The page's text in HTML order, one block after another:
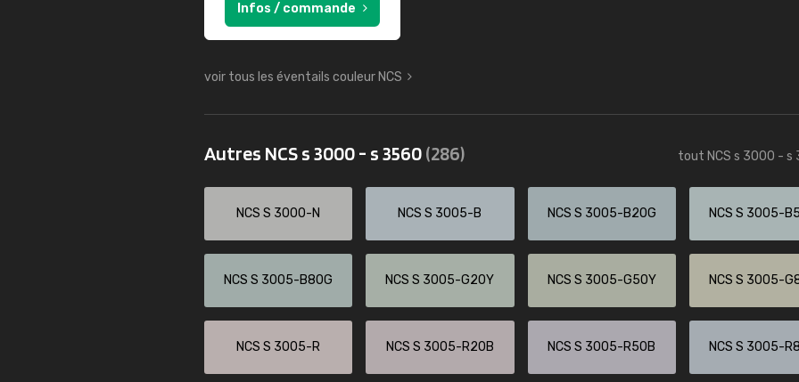
Infos / commande
voir tous les éventails couleur NCS
Autres NCS s 3000 - s 3560(286) tout NCS s 3000 - s
NCS S 3000-N NCS S 3005-B NCS S 3005-B20G NCS S 3005-
NCS S 3005-B80G NCS S 3005-G20Y NCS S 3005-G50Y NCS S 3005-
NCS S 3005-R NCS S 3005-R20B NCS S 3005-R50B NCS S 3005-